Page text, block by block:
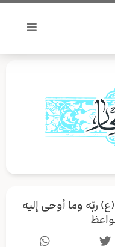
ربّه وما أوحى إليه